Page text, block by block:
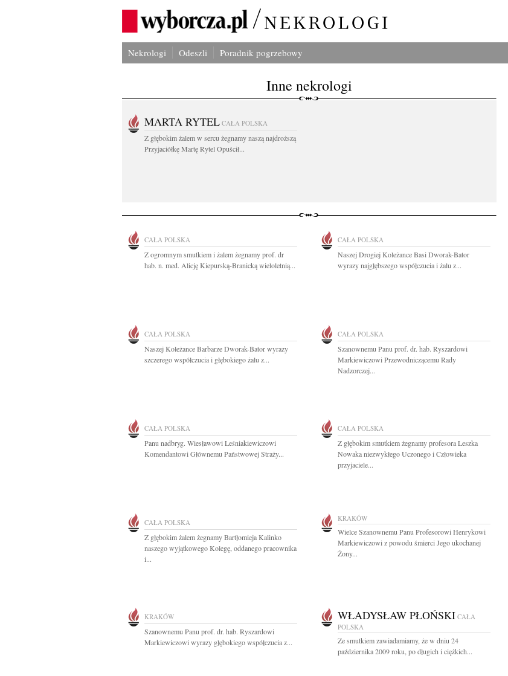
Nekrologi Odeszli Poradnik pogrzebowy
Inne nekrologi
MARTA RYTEL CAŁA POLSKA
Z głębokim żalem w sercu żegnamy naszą najdroższą
Przyjaciółkę Martę Rytel Opuścił...
CAŁA POLSKA
Z ogromnym smutkiem i żalem żegnamy prof. dr
hab. n. med. Alicję Kiepurską-Branicką wieloletnią...
CAŁA POLSKA
Naszej Drogiej Koleżance Basi Dworak-Bator
wyrazy najgłębszego współczucia i żalu z...
CAŁA POLSKA
Naszej Koleżance Barbarze Dworak-Bator wyrazy
szczerego współczucia i głębokiego żalu z...
CAŁA POLSKA
Szanownemu Panu prof. dr. hab. Ryszardowi
Markiewiczowi Przewodniczącemu Rady
Nadzorczej...
CAŁA POLSKA
Panu nadbryg. Wiesławowi Leśniakiewiczowi
Komendantowi Głównemu Państwowej Straży...
CAŁA POLSKA
Z głębokim smutkiem żegnamy profesora Leszka
Nowaka niezwykłego Uczonego i Człowieka
przyjaciele...
CAŁA POLSKA
Z głębokim żalem żegnamy Bartłomieja Kalinko
naszego wyjątkowego Kolegę, oddanego pracownika
i...
KRAKÓW
Wielce Szanownemu Panu Profesorowi Henrykowi
Markiewiczowi z powodu śmierci Jego ukochanej
Żony...
KRAKÓW
Szanownemu Panu prof. dr. hab. Ryszardowi
Markiewiczowi wyrazy głębokiego współczucia z...
WŁADYSŁAW PŁOŃSKI CAŁA
POLSKA
Ze smutkiem zawiadamiamy, że w dniu 24
października 2009 roku, po długich i ciężkich...